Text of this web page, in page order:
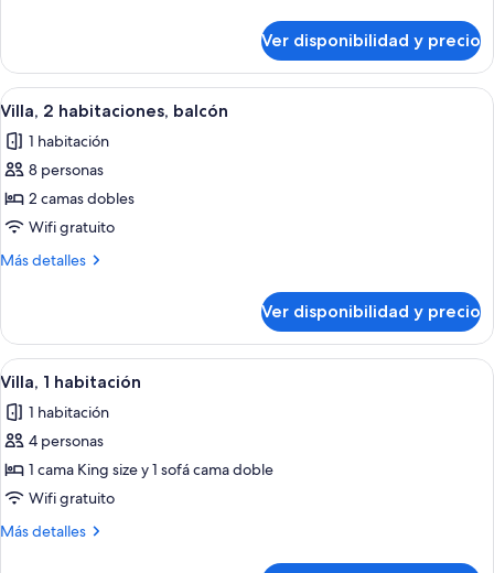
1
habitación
Ver disponibilidad y precio
Ver
todas
las
fotos
de
Villa,
2
Una cocina moderna con
4
Villa, 2 habitaciones, balcón
1 habitación
8 personas
2 camas dobles
Wifi gratuito
Más detalles
Más
2
habitaciones,
balcón
Ver disponibilidad y precio
Ver
todas
las
fotos
de
Villa,
1
Una sala de estar moderna con un
3
Villa, 1 habitación
1 habitación
4 personas
1 cama King size y 1 sofá cama doble
Wifi gratuito
Más detalles
Más